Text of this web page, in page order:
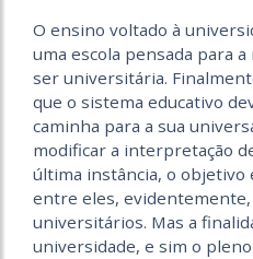
O ensino voltado à
uma escola pensada para
ser universitária.
que o sistema educativo
caminha para a sua
modificar a interpretação
última instância, o objetivo
entre eles,
universitários. Mas a
universidade, e sim o